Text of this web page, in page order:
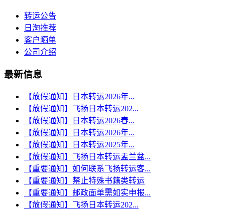
转运公告
日淘推荐
客户晒单
公司介绍
最新信息
【放假通知】日本转运2026年...
【放假通知】飞扬日本转运202...
【放假通知】日本转运2026春...
【放假通知】日本转运2026年...
【放假通知】日本转运2025年...
【放假通知】飞扬日本转运盂兰盆...
【重要通知】如何联系飞扬转运客...
【重要通知】禁止特殊书籍类转运
【重要通知】邮政面单需如实申报...
【放假通知】飞扬日本转运202...